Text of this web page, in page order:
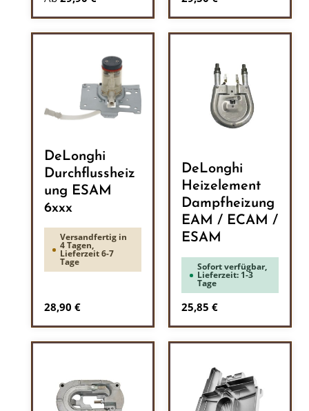
DeLonghi
Durchflussheiz
ung ESAM
6xxx
Versandfertig in
4 Tagen,
Lieferzeit 6-7
Tage
Regulärer Preis:
28,90 €
DeLonghi
Heizelement
Dampfheizung
EAM / ECAM /
ESAM
Sofort verfügbar,
Lieferzeit: 1-3
Tage
Regulärer Preis:
25,85 €